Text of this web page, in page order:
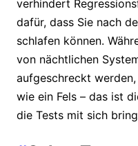
verhindert
dafür, dass Sie nach
schlafen können.
von nächtlichen
aufgeschreckt
wie ein Fels – das ist
die Tests mit sich